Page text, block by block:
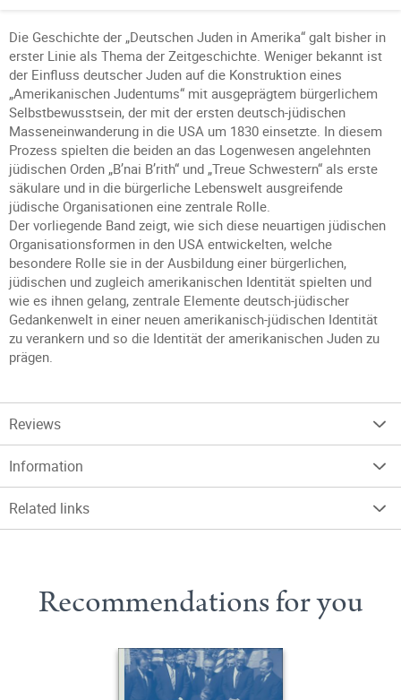
Die Geschichte der „Deutschen Juden in Amerika“ galt bisher in
erster Linie als Thema der Zeitgeschichte. Weniger bekannt ist
der Einfluss deutscher Juden auf die Konstruktion eines
„Amerikanischen Judentums“ mit ausgeprägtem bürgerlichem
Selbstbewusstsein, der mit der ersten deutsch-jüdischen
Masseneinwanderung in die USA um 1830 einsetzte. In diesem
Prozess spielten die beiden an das Logenwesen angelehnten
jüdischen Orden „B’nai B’rith“ und „Treue Schwestern“ als erste
säkulare und in die bürgerliche Lebenswelt ausgreifende
jüdische Organisationen eine zentrale Rolle.
Der vorliegende Band zeigt, wie sich diese neuartigen jüdischen
Organisationsformen in den USA entwickelten, welche
besondere Rolle sie in der Ausbildung einer bürgerlichen,
jüdischen und zugleich amerikanischen Identität spielten und
wie es ihnen gelang, zentrale Elemente deutsch-jüdischer
Gedankenwelt in einer neuen amerikanisch-jüdischen Identität
zu verankern und so die Identität der amerikanischen Juden zu
prägen.
Reviews
Information
Related links
Recommendations for you